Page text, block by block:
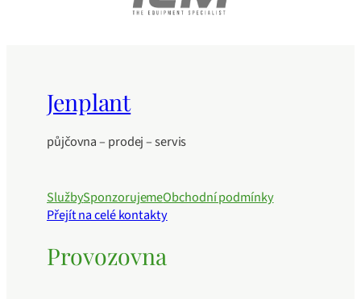
Jenplant
půjčovna – prodej – servis
SlužbySponzorujemeObchodní podmínky
Přejít na celé kontakty
Provozovna